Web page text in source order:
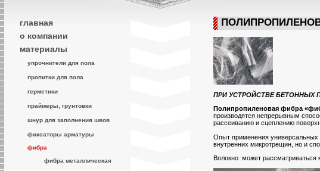
главная
о компании
материалы
упрочнители для пола
пропитки для пола
герметики
праймеры, грунтовки
шнур для заполнения швов
фиксаторы арматуры
фибра
фибра металлическая
ПРИ УСТРОЙСТВЕ БЕТОННЫХ
Полипропиленовая фибра
производятся непрерывным
рассеиванию и сцеплению
Опыт применения универсальных
внутренних микротрещин, но и
Волокно может рассматриваться